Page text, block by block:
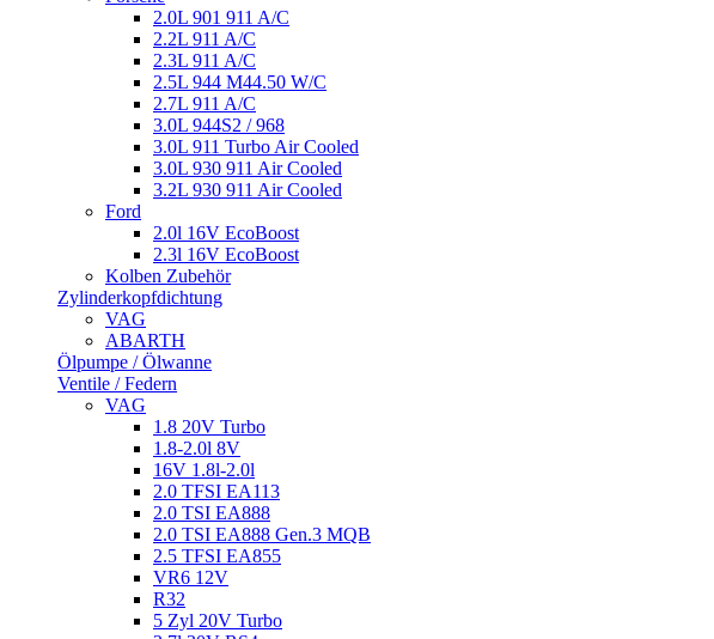
2.0L 901 911 A/C
2.2L 911 A/C
2.3L 911 A/C
2.5L 944 M44.50 W/C
2.7L 911 A/C
3.0L 944S2 / 968
3.0L 911 Turbo Air Cooled
3.0L 930 911 Air Cooled
3.2L 930 911 Air Cooled
Ford
2.0l 16V EcoBoost
2.3l 16V EcoBoost
Kolben Zubehör
Zylinderkopfdichtung
VAG
ABARTH
Ölpumpe / Ölwanne
Ventile / Federn
VAG
1.8 20V Turbo
1.8-2.0l 8V
16V 1.8l-2.0l
2.0 TFSI EA113
2.0 TSI EA888
2.0 TSI EA888 Gen.3 MQB
2.5 TFSI EA855
VR6 12V
R32
5 Zyl 20V Turbo